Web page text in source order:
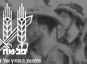
פלוגות המחץ של